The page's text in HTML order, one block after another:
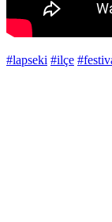
#lapseki #ilçe